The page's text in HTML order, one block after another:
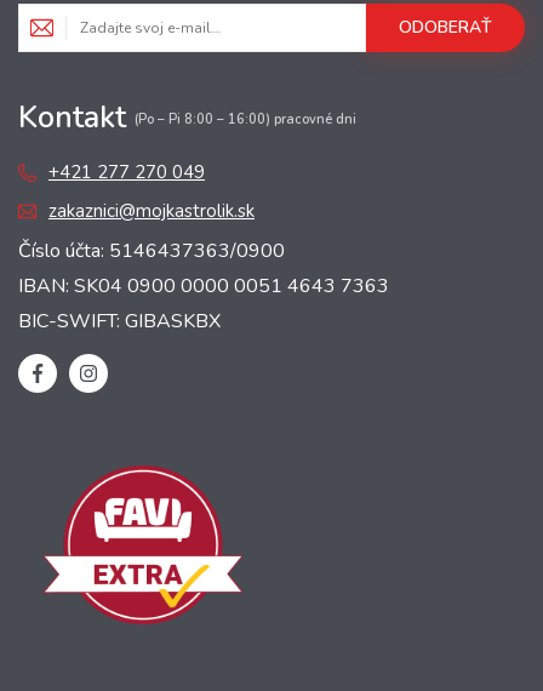
ODOBERAŤ
Kontakt (Po – Pi 8:00 – 16:00) pracovné dni
+421 277 270 049
zakaznici@mojkastrolik.sk
Číslo účta: 5146437363/0900
IBAN: SK04 0900 0000 0051 4643 7363
BIC-SWIFT: GIBASKBX